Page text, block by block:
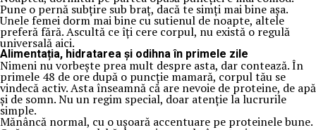
Pune o pernă subțire sub braț, dacă te simți mai bine așa.
Unele femei dorm mai bine cu sutienul de noapte, altele
preferă fără. Ascultă ce îți cere corpul, nu există o regulă
universală aici.
Alimentația, hidratarea și odihna în primele zile
Nimeni nu vorbește prea mult despre asta, dar contează. În
primele 48 de ore după o puncție mamară, corpul tău se
vindecă activ. Asta înseamnă că are nevoie de proteine, de apă
și de somn. Nu un regim special, doar atenție la lucrurile
simple.
Mănâncă normal, cu o ușoară accentuare pe proteinele bune.